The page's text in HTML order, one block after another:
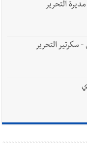
التحرير
سكرتير التحرير